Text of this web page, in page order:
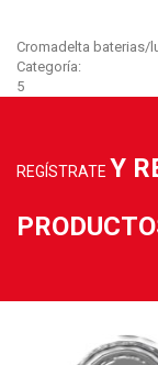
Cromadelta baterias/
Categoría:
5
REGÍSTRATE Y